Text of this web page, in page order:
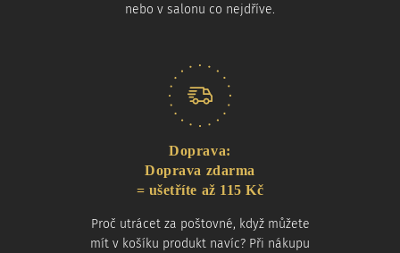
nebo v salonu co nejdříve.
Doprava:
Doprava zdarma
= ušetříte až 115 Kč
Proč utrácet za poštovné, když můžete
mít v košíku produkt navíc? Při nákupu